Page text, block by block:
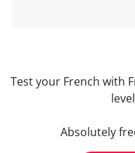
Test your French with
Absolutely